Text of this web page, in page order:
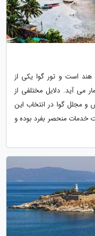
است و تور گوا یکی از
می آید. دلایل مختلفی از
مجلل گوا در انتخاب این
خدمات منحصر بفرد بوده و